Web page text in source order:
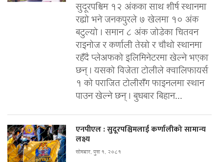
सुदूरपश्चिम १२ अंकका साथ शीर्ष स्थानमा
रह्यो भने जनकपुरले ७ खेलमा १० अंक
बटुल्यो । समान ८ अंक जोडेका चितवन
राइनोज र कर्णाली तेस्रो र चौथो स्थानमा
रहँदै प्लेअफको इलिमिनेटरमा खेल्ने भएका
छन् । यसको विजेता टोलीले क्वालिफायर्स
१ को पराजित टोलीसँग फाइनलमा स्थान
पाउन खेल्ने छन् । बुधबार बिहान...
एनपीएल : सुदूरपश्चिमलाई कर्णालीको सामान्य
लक्ष्य
सोमबार, पुस १, २०८१